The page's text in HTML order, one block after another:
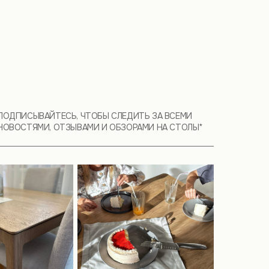
ЧТОБЫ СЛЕДИТЬ ЗА ВСЕМИ
ОТЗЫВАМИ И ОБЗОРАМИ НА СТОЛЫ*